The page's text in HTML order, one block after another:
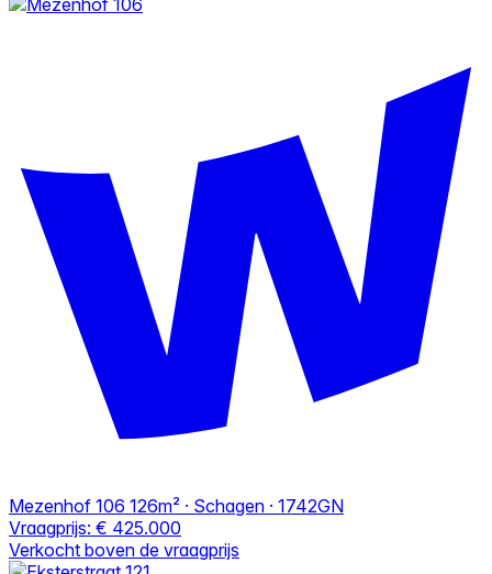
Mezenhof 106 126m² · Schagen · 1742GN
Vraagprijs: € 425.000
Verkocht boven de vraagprijs